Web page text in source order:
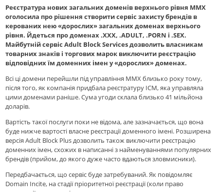
Реєстратура нових загальних доменів верхнього рівня MMX
оголосила про рішення створити сервіс захисту брендів в
керованих нею «дорослих» загальних доменах верхнього
рівня. Йдеться про доменах .XXX, .ADULT, .PORN і .SEX.
Майбутній сервіс Adult Block Services дозволить власникам
товарних знаків і торгових марок виключити реєстрацію
відповідних їм доменних імен у «дорослих» доменах.
Всі ці домени перейшли під управління MMX близько року тому,
після того, як компанія придбала реєстратуру ICM, яка управляла
цими доменами раніше. Сума угоди склала близько 41 мільйона
доларів.
Вартість такої послуги поки не відома, але зазначається, що вона
буде нижче вартості власне реєстрації доменного імені. Розширена
версія Adult Block Plus дозволить також виключити реєстрацію
доменних імен, схожих в написанні з найменуваннями популярних
брендів (прийом, до якого дуже часто вдаються зловмисники).
Передбачається, що сервіс буде затребуваний. Як повідомляє
Domain Incite, на стадії пріоритетної реєстрації (коли право